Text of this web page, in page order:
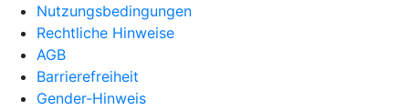
Nutzungsbedingungen
Rechtliche Hinweise
AGB
Barrierefreiheit
Gender-Hinweis